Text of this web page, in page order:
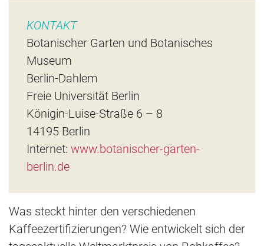
KONTAKT
Botanischer Garten und Botanisches
Museum
Berlin-Dahlem
Freie Universität Berlin
Königin-Luise-Straße 6 – 8
14195 Berlin
Internet: www.botanischer-garten-
berlin.de
Was steckt hinter den verschiedenen
Kaffeezertifizierungen? Wie entwickelt sich der